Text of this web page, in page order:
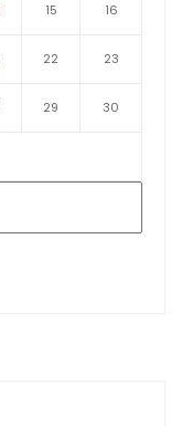
15 16
22 23
29 30